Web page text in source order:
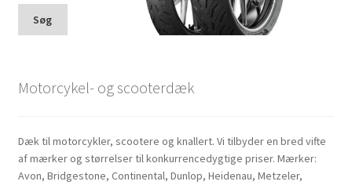
Søg
Motorcykel- og scooterdæk
Dæk til motorcykler, scootere og knallert. Vi tilbyder en bred vifte
af mærker og størrelser til konkurrencedygtige priser. Mærker:
Avon, Bridgestone, Continental, Dunlop, Heidenau, Metzeler,